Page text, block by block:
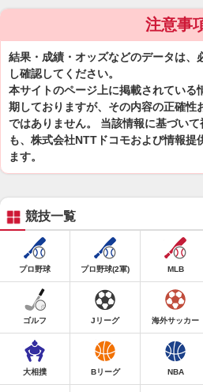
注意事
結果・成績・オッズなどのデータは、
し確認してください。
本サイトのページ上に掲載されている
期しておりますが、その内容の正確性
ではありません。 当該情報に基づい
も、株式会社NTTドコモおよび情報提
ます。
競技一覧
プロ野球 プロ野球(2軍) MLB
ゴルフ Jリーグ 海外サッカー
大相撲 Bリーグ NBA